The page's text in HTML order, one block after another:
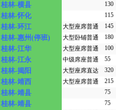
桂林-横县 130
桂林-怀化 115
桂林-环江 大型座席普通 145
桂林-惠州(停班) 大型卧铺普通 180
桂林-江华 大型座席普通 100
桂林-江永 中级席座普通 55
桂林-揭阳 大型座席直达 320
桂林-靖西 大型座席普通 215
桂林-靖县 75
桂林-靖县 75